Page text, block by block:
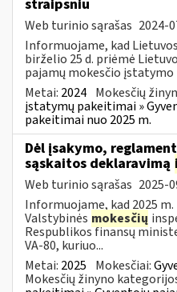
straipsniu
Web turinio sąrašas 2024-
Informuojame, kad
birželio 25 d. priėmė
pajamų mokesčio įstatymo
Metai: 2024 Mokesčių
įstatymų pakeitimai »
pakeitimai nuo 2025 m.
Dėl įsakymo,
sąskaitos deklaravimą
Web turinio sąrašas 2025-
Informuojame, kad 2025
Valstybinės mokesčių
Respublikos finansų
VA-80, kuriuo...
Metai: 2025 Mokesčiai:
Mokesčių žinyno